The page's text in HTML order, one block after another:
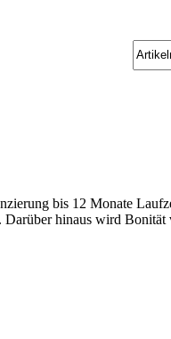
bis 12 Monate
hinaus wird Bonität